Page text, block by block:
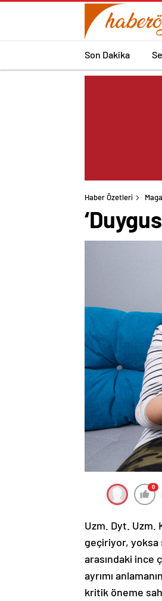
Son Dakika
Haber Özetleri
0
Uzm. Dyt. Uzm.
geçiriyor, yoksa
arasındaki ince
ayrımı
kritik öneme